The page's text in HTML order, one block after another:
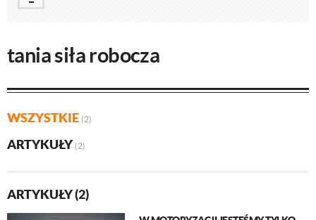
tania siła robocza
WSZYSTKIE (2)
ARTYKUŁY (2)
ARTYKUŁY (2)